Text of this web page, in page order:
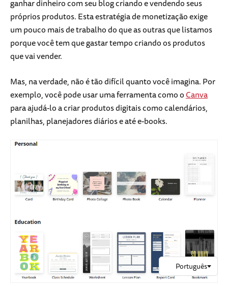
ganhar dinheiro com seu blog criando e vendendo seus
próprios produtos. Esta estratégia de monetização exige
um pouco mais de trabalho do que as outras que listamos
porque você tem que gastar tempo criando os produtos
que vai vender.
Mas, na verdade, não é tão difícil quanto você imagina. Por
exemplo, você pode usar uma ferramenta como oCanva
para ajudá-lo a criar produtos digitais como calendários,
planilhas, planejadores diários e até e-books.